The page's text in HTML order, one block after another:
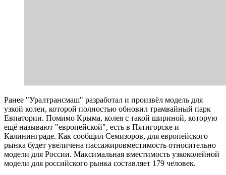
Ранее "Уралтрансмаш" разработал и произвёл модель для
узкой колеи, которой полностью обновил трамвайный парк
Евпатории. Помимо Крыма, колея с такой шириной, которую
ещё называют "европейской", есть в Пятигорске и
Калининграде. Как сообщил Семизоров, для европейского
рынка будет увеличена пассажировместимость относительно
модели для России. Максимальная вместимость узкоколейной
модели для российского рынка составляет 179 человек.